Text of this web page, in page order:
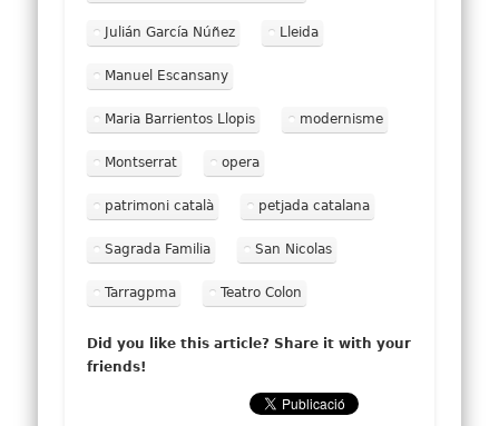
Julián García Núñez Lleida
Manuel Escansany
Maria Barrientos Llopis modernisme
Montserrat opera
patrimoni català petjada catalana
Sagrada Familia San Nicolas
Tarragpma Teatro Colon
Did you like this article? Share it with your
friends!